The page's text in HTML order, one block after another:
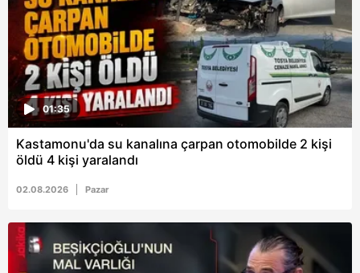
ilgili mevzuata uygun olarak kullanılan çerezlerle ilgili bilgi
almak için lütfen tıklayınız .
01:35
Kastamonu'da su kanalına çarpan otomobilde 2 kişi
öldü 4 kişi yaralandı
02.08.2026 Pazar